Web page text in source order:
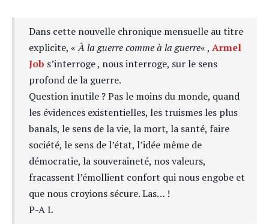
Dans cette nouvelle chronique mensuelle au titre
explicite, «À la guerre comme à la guerre« , Armel
Job s’interroge , nous interroge, sur le sens
profond de la guerre.
Question inutile ? Pas le moins du monde, quand
les évidences existentielles, les truismes les plus
banals, le sens de la vie, la mort, la santé, faire
société, le sens de l’état, l’idée même de
démocratie, la souveraineté, nos valeurs,
fracassent l’émollient confort qui nous engobe et
que nous croyions sécure. Las… !
P-A L